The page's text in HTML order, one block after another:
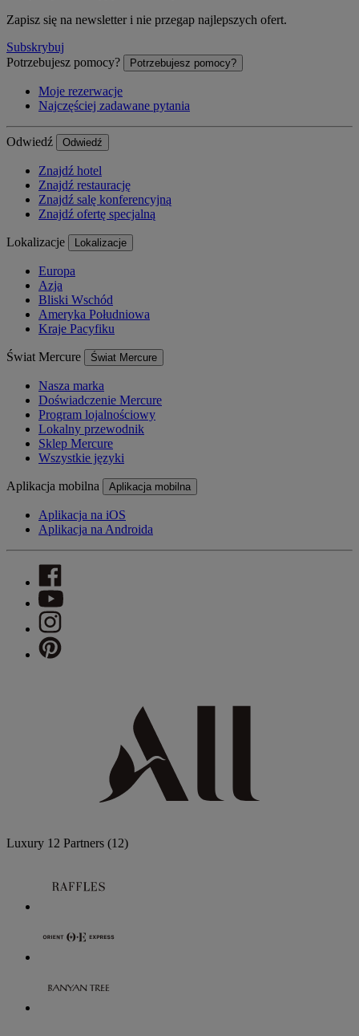
Zapisz się na newsletter i nie przegap najlepszych ofert.
Subskrybuj
Potrzebujesz pomocy?
Potrzebujesz pomocy?
Moje rezerwacje
Najczęściej zadawane pytania
Odwiedź Odwiedź
Znajdź hotel
Znajdź restaurację
Znajdź salę konferencyjną
Znajdź ofertę specjalną
Lokalizacje Lokalizacje
Europa
Azja
Bliski Wschód
Ameryka Południowa
Kraje Pacyfiku
Świat Mercure Świat Mercure
Nasza marka
Doświadczenie Mercure
Program lojalnościowy
Lokalny przewodnik
Sklep Mercure
Wszystkie języki
Aplikacja mobilna Aplikacja mobilna
Aplikacja na iOS
Aplikacja na Androida
Luxury 12 Partners (12)